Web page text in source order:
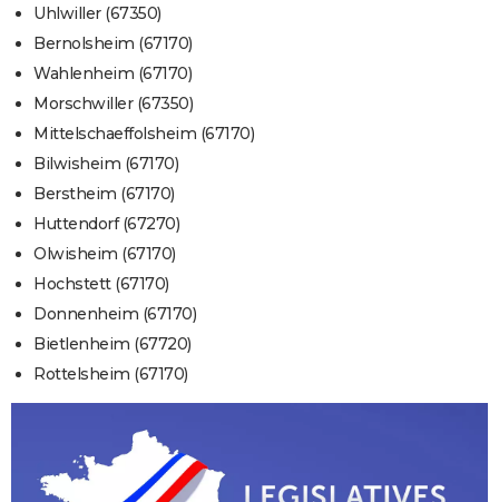
Uhlwiller (67350)
Bernolsheim (67170)
Wahlenheim (67170)
Morschwiller (67350)
Mittelschaeffolsheim (67170)
Bilwisheim (67170)
Berstheim (67170)
Huttendorf (67270)
Olwisheim (67170)
Hochstett (67170)
Donnenheim (67170)
Bietlenheim (67720)
Rottelsheim (67170)